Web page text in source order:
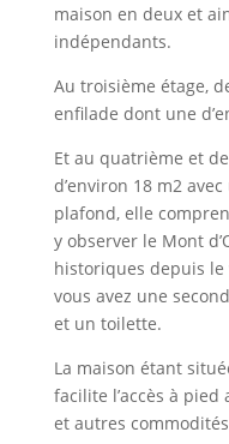
maison en deux et
indépendants.
Au troisième étage,
enfilade dont une
Et au quatrième et
d’environ 18 m2
plafond, elle
y observer le Mont
historiques depuis
vous avez une
et un toilette.
La maison étant
facilite l’accès à pied
et autres